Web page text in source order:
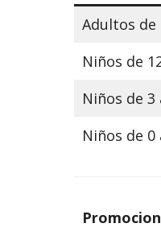
Adultos de
Niños de
Niños de 3
Niños de 0